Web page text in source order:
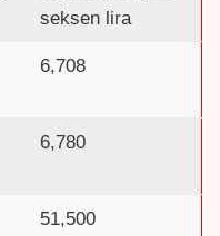
seksen lira
6,708
6,780
51,500